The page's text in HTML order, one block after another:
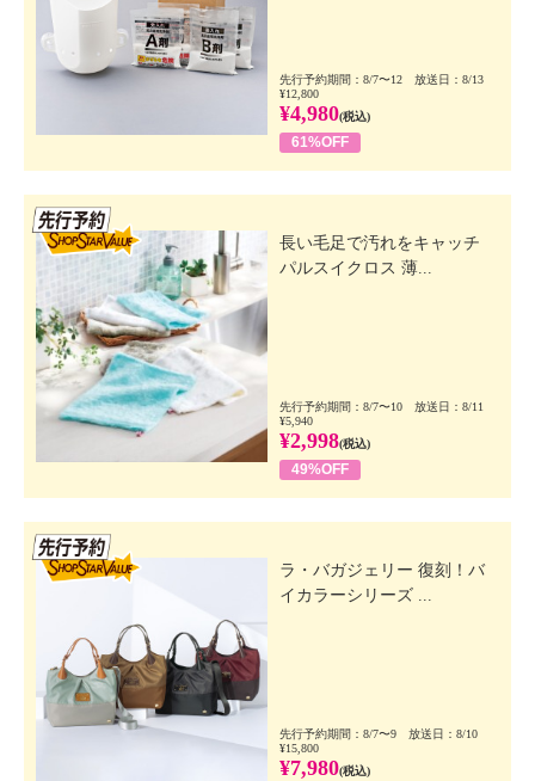
先行予約期間：8/7〜12 放送日：8/13
¥12,800
¥4,980(税込)
61%OFF
長い毛足で汚れをキャッチ
パルスイクロス 薄...
先行予約期間：8/7〜10 放送日：8/11
¥5,940
¥2,998(税込)
49%OFF
ラ・バガジェリー 復刻！バ
イカラーシリーズ ...
先行予約期間：8/7〜9 放送日：8/10
¥15,800
¥7,980(税込)